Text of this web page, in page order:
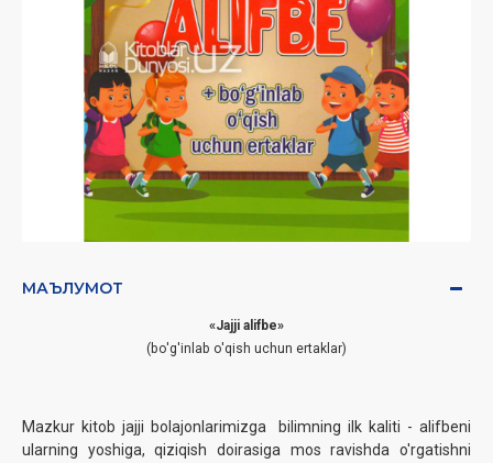
МАЪЛУМОТ
«Jajji alifbe»
(bo'g'inlab o'qish uchun ertaklar)
Mazkur kitob jajji bolajonlarimizga bilimning ilk kaliti - alifbeni
ularning yoshiga, qiziqish doirasiga mos ravishda o'rgatishni